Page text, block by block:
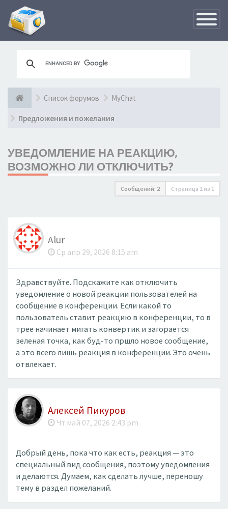
Список форумов MyChat
Предложения и пожелания
УВЕДОМЛЕНИЕ НА РЕАКЦИЮ,
ВОЗМОЖНО ЛИ ОТКЛЮЧИТЬ?
Сообщений: 2 Страница 1 из 1
Alur
Ср апр 29, 2026 8:15 am
Здравствуйте. Подскажите как отключить
уведомление о новой реакции пользователей на
сообщение в конференции. Если какой то
пользователь ставит реакцию в конференции, то в
трее начинает мигать конвертик и загорается
зеленая точка, как буд-то пршло новое сообщение,
а это всего лишь реакция в конференции. Это очень
отвлекает.
Алексей Пикуров
Чт май 07, 2026 2:43 pm
Добрый день, пока что как есть, реакция — это
специальный вид сообщения, поэтому уведомления
и делаются. Думаем, как сделать лучше, переношу
тему в раздел пожеланий.